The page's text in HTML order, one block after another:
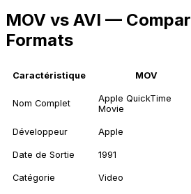
MOV vs AVI —
Formats
Caractéristique MOV
Nom Complet
Apple QuickTime
Movie
Développeur Apple
Date de Sortie 1991
Catégorie Video